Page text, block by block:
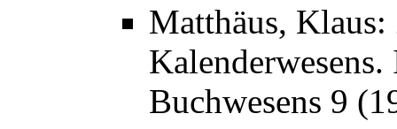
Matthäus, Klaus:
Buchwesens 9